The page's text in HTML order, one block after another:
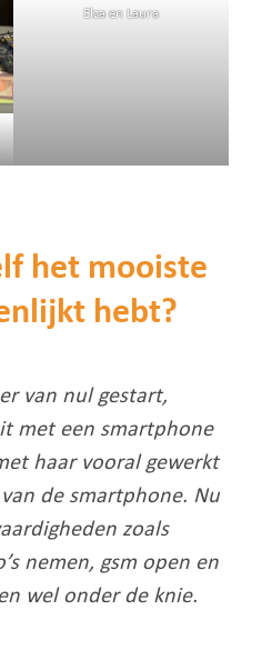
Elza en Laura
het mooiste
hebt?
van nul gestart,
met een smartphone
haar vooral gewerkt
de smartphone. Nu
zoals
nemen, gsm open en
wel onder de knie.